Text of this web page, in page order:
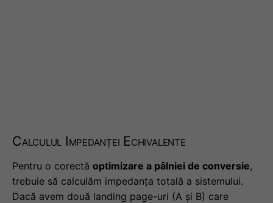
Calculul Impedanței Echivalente
Pentru o corectă optimizare a pâlniei de conversie,
trebuie să calculăm impedanța totală a sistemului.
Dacă avem două landing page-uri (A și B) care